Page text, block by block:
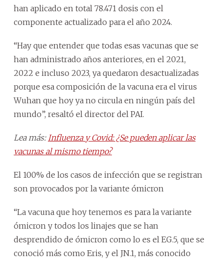
han aplicado en total 78.471 dosis con el
componente actualizado para el año 2024.
“Hay que entender que todas esas vacunas que se
han administrado años anteriores, en el 2021,
2022 e incluso 2023, ya quedaron desactualizadas
porque esa composición de la vacuna era el virus
Wuhan que hoy ya no circula en ningún país del
mundo”, resaltó el director del PAI.
Lea más: Influenza y Covid: ¿Se pueden aplicar las
vacunas al mismo tiempo?
El 100% de los casos de infección que se registran
son provocados por la variante ómicron
“La vacuna que hoy tenemos es para la variante
ómicron y todos los linajes que se han
desprendido de ómicron como lo es el EG.5, que se
conoció más como Eris, y el JN.1, más conocido